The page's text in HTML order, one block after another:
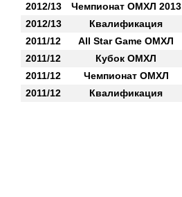
2012/13
Чемпионат ОМХЛ 2013
2012/13
Квалификация
2011/12
All Star Game ОМХЛ
2011/12
Кубок ОМХЛ
2011/12
Чемпионат ОМХЛ
2011/12
Квалификация